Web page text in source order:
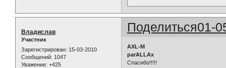
Поделиться01-
Владислав
Участник
Зарегистрирован: 15-03-2010
Сообщений: 1047
Уважение: +425
AXL-M
parALLAx
Спасибо!!!!!